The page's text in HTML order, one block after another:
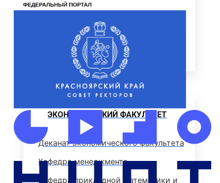
ОТДЕЛЫ И УПРАВЛЕНИЕ
ПАТЕНТЫ
НАУКА И УНИВЕРСИТЕТЫ
Институт
ЭКОНОМИЧЕСКИЙ ФАКУЛЬТЕТ
Деканат экономического факультета
Кафедра менеджмента
Кафедра прикладной математики и